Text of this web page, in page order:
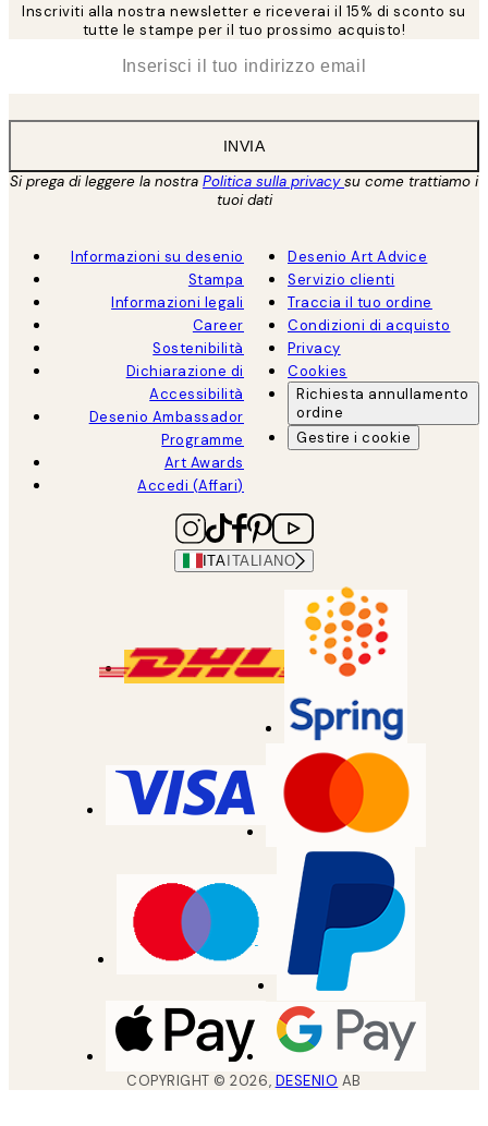
Inscriviti alla nostra newsletter e riceverai il 15% di sconto su
tutte le stampe per il tuo prossimo acquisto!
INVIA
Si prega di leggere la nostra Politica sulla privacysu come trattiamo i
tuoi dati
Informazioni su desenio
Stampa
Informazioni legali
Career
Sostenibilità
Dichiarazione di
Accessibilità
Desenio Ambassador
Programme
Art Awards
Accedi (Affari)
Desenio Art Advice
Servizio clienti
Traccia il tuo ordine
Condizioni di acquisto
Privacy
Cookies
Richiesta annullamento
ordine
Gestire i cookie
ITA ITALIANO
COPYRIGHT ©2026, DESENIO AB